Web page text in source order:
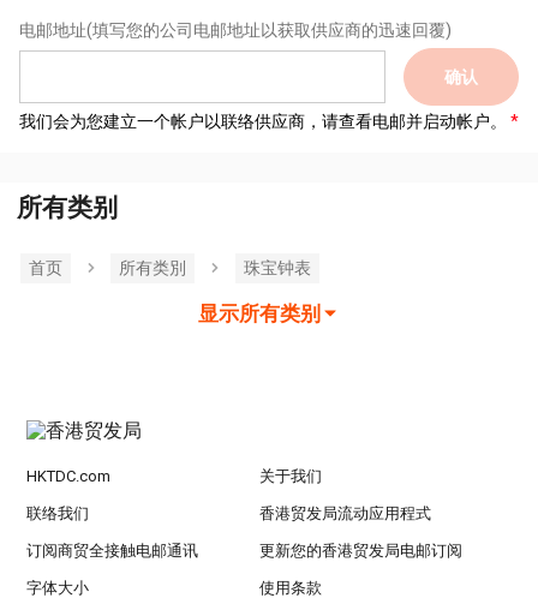
电邮地址(填写您的公司电邮地址以获取供应商的迅速回覆)
确认
我们会为您建立一个帐户以联络供应商，请查看电邮并启动帐户。
所有类别
首页 所有类別 珠宝钟表
显示所有类别
HKTDC.com 关于我们
联络我们 香港贸发局流动应用程式
订阅商贸全接触电邮通讯 更新您的香港贸发局电邮订阅
字体大小 使用条款